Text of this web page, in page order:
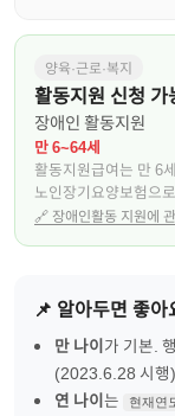
양육·근로·복지
활동지원 신청 가
장애인 활동지원
만 6~64세
활동지원급여는 만 6
노인장기요양보험으
🔗 장애인활동 지원에
📌 알아두면 좋아
만 나이가 기본.
(2023.6.28 시행
연 나이는 현재